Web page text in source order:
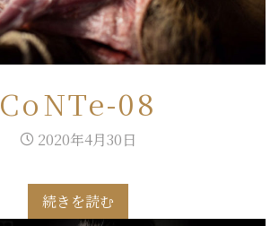
CoNTe-08
2020年4月30日
続きを読む